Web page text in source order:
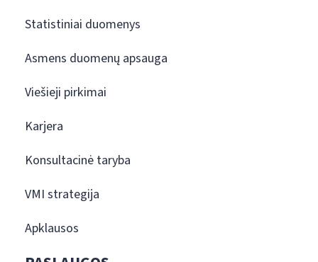
Statistiniai duomenys
Asmens duomenų apsauga
Viešieji pirkimai
Karjera
Konsultacinė taryba
VMI strategija
Apklausos